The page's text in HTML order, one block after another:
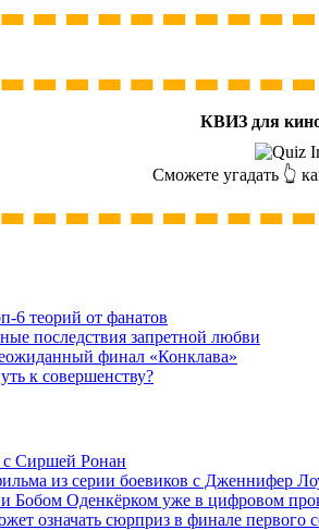
КВИЗ для
Сможете угадать 👆
6 теорий от фанатов
последствия запретной любви
финал «Конклава»
к совершенству?
с Сиршей Ронан
из серии боевиков с Дженнифер
Бобом Оденкёрком уже в цифровом
означать сюрприз в финале первого